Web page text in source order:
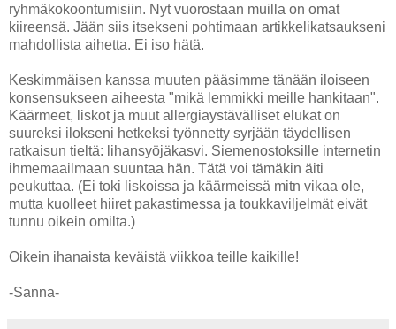
ryhmäkokoontumisiin. Nyt vuorostaan muilla on omat
kiireensä. Jään siis itsekseni pohtimaan artikkelikatsaukseni
mahdollista aihetta. Ei iso hätä.
Keskimmäisen kanssa muuten pääsimme tänään iloiseen
konsensukseen aiheesta "mikä lemmikki meille hankitaan".
Käärmeet, liskot ja muut allergiaystävälliset elukat on
suureksi ilokseni hetkeksi työnnetty syrjään täydellisen
ratkaisun tieltä: lihansyöjäkasvi. Siemenostoksille internetin
ihmemaailmaan suuntaa hän. Tätä voi tämäkin äiti
peukuttaa. (Ei toki liskoissa ja käärmeissä mitn vikaa ole,
mutta kuolleet hiiret pakastimessa ja toukkaviljelmät eivät
tunnu oikein omilta.)
Oikein ihanaista keväistä viikkoa teille kaikille!
-Sanna-